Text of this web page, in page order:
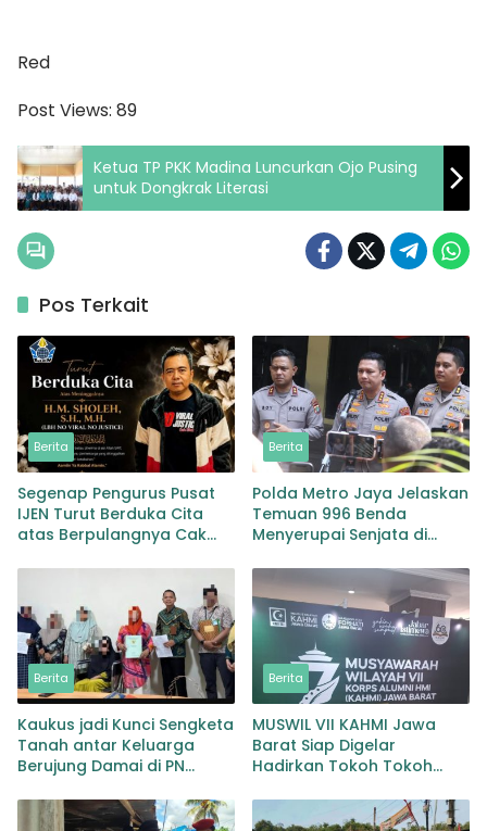
Red
Post Views: 89
Ketua TP PKK Madina Luncurkan Ojo Pusing
untuk Dongkrak Literasi
Pos Terkait
Berita
Segenap Pengurus Pusat
IJEN Turut Berduka Cita
atas Berpulangnya Cak
Berita
Polda Metro Jaya Jelaskan
Temuan 996 Benda
Menyerupai Senjata di
Berita
Kaukus jadi Kunci Sengketa
Tanah antar Keluarga
Berujung Damai di PN
Berita
MUSWIL VII KAHMI Jawa
Barat Siap Digelar
Hadirkan Tokoh Tokoh
Menentukan Arah